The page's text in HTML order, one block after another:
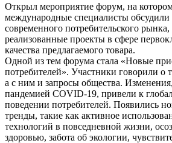
Открыл мероприятие форум, на
международные специалисты
современного потребительского
реализованные проекты в сфере
качества предлагаемого товара.
Одной из тем форума стала «Новые
потребителей». Участники говорили о
а с ним и запросы общества.
пандемией COVID-19, привели к
поведении потребителей. Появились
тренды, такие как активное
технологий в повседневной жизни,
здоровью, забота об экологии,